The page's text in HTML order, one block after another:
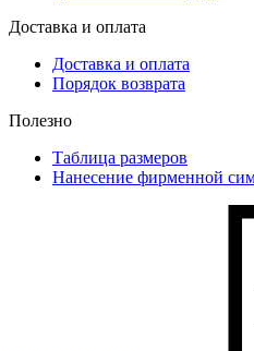
Доставка и оплата
Доставка и оплата
Порядок возврата
Полезно
Таблица размеров
Нанесение фирменной